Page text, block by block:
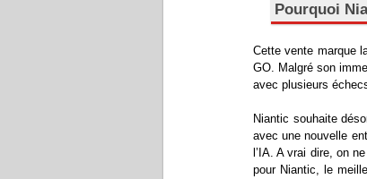
Pourquoi
Cette vente marque
GO. Malgré son
avec plusieurs
Niantic souhaite
avec une nouvelle
l’IA. A vrai dire, on
pour Niantic, le